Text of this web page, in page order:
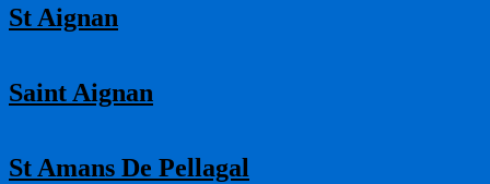
St Aignan
Saint Aignan
St Amans De Pellagal